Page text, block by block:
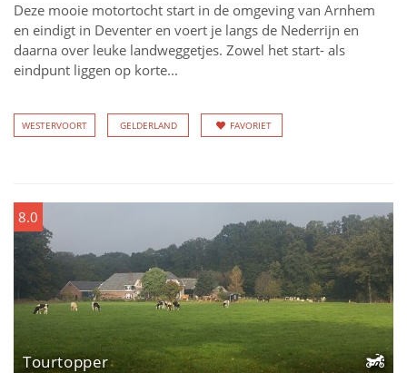
Deze mooie motortocht start in de omgeving van Arnhem
en eindigt in Deventer en voert je langs de Nederrijn en
daarna over leuke landweggetjes. Zowel het start- als
eindpunt liggen op korte...
WESTERVOORT GELDERLAND FAVORIET
8.0
Tourtopper